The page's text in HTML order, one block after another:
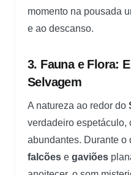
momento na pousada
e ao descanso.
3. Fauna e Flora:
Selvagem
A natureza ao redor do
verdadeiro espetáculo,
abundantes. Durante o
falcões e gaviões